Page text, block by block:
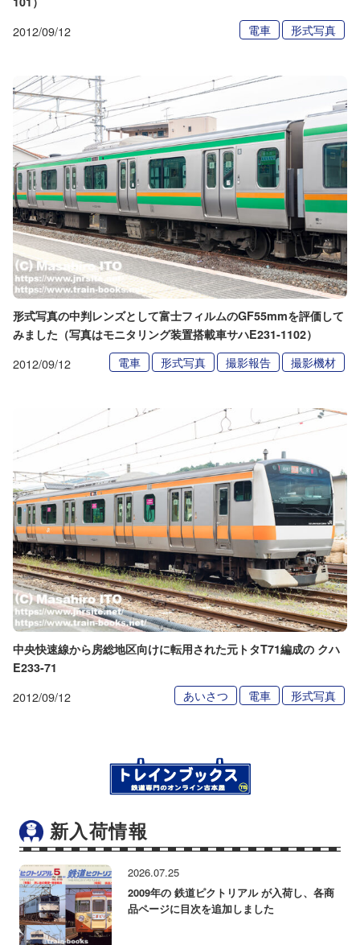
2012/09/12 電車 形式写真
形式写真の中判レンズとして富士フィルムのGF55mmを評価して
みました（写真はモニタリング装置搭載車サハE231-1102）
2012/09/12 電車 形式写真 撮影報告 撮影機材
中央快速線から房総地区向けに転用された元トタT71編成の クハ
E233-71
2012/09/12 あいさつ 電車 形式写真
新入荷情報
2026.07.25
2009年の 鉄道ピクトリアル が入荷し、各商
品ページに目次を追加しました